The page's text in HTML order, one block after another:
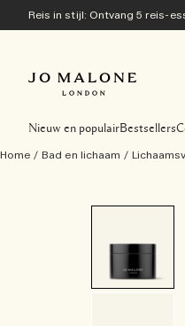
Reis in stijl: Ontvang 5 reis-
Nieuw en populairBestsellers
Home / Bad en lichaam /